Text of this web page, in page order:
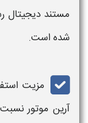
مستند دیجیتال
شده است.
مزیت
آرین موتورنسبت